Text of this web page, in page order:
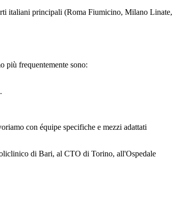
italiani principali (Roma Fiumicino, Milano Linate,
più frequentemente sono:
con équipe specifiche e mezzi adattati
di Bari, al CTO di Torino, all'Ospedale